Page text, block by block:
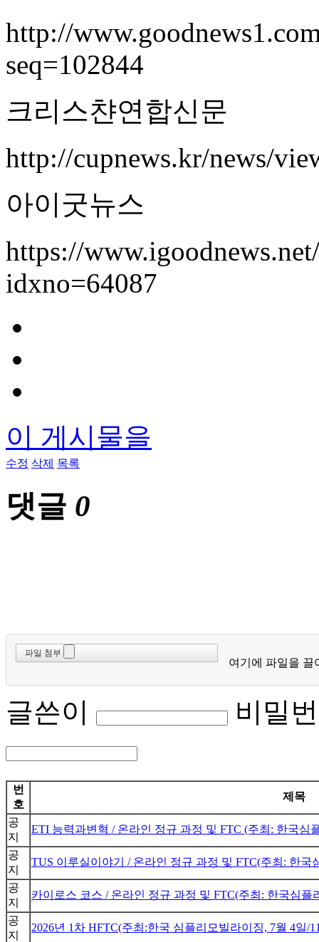
http://
seq=102844
크리스챤연합신문
http://cupnews.kr/news/
아이굿뉴스
https://
idxno=64087
이 게시물을
수정 삭제 목록
댓글 0
파일 첨부
여기에 파일을 끌
글쓴이 비밀
번
호
제목
공
지
ETI 능력과변혁 / 온라인 정규 과정 및 FTC (주최: 한국심
공
지
TUS 이루실이야기 / 온라인 정규 과정 및 FTC(주최: 한국
공
지
카이로스 코스 / 온라인 정규 과정 및 FTC(주최: 한국심플
공
지
2026년 1차 HFTC(주최:한국 심플리모빌라이징, 7월 4일/